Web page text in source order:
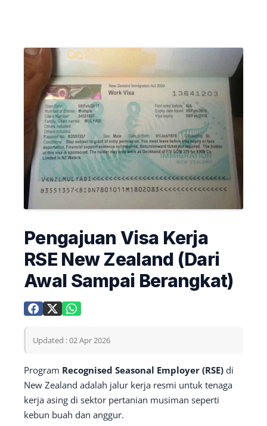
Pengajuan Visa Kerja
RSE New Zealand (Dari
Awal Sampai Berangkat)
Updated : 02 Apr 2026
Program Recognised Seasonal Employer (RSE) di
New Zealand adalah jalur kerja resmi untuk tenaga
kerja asing di sektor pertanian musiman seperti
kebun buah dan anggur.